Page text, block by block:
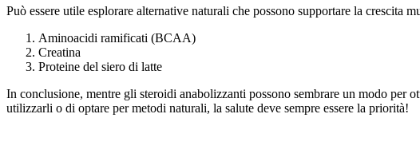
Può essere utile esplorare alternative naturali che possono supportare la crescita
Aminoacidi ramificati (BCAA)
Creatina
Proteine del siero di latte
In conclusione, mentre gli steroidi anabolizzanti possono sembrare un modo per
utilizzarli o di optare per metodi naturali, la salute deve sempre essere la priorità!